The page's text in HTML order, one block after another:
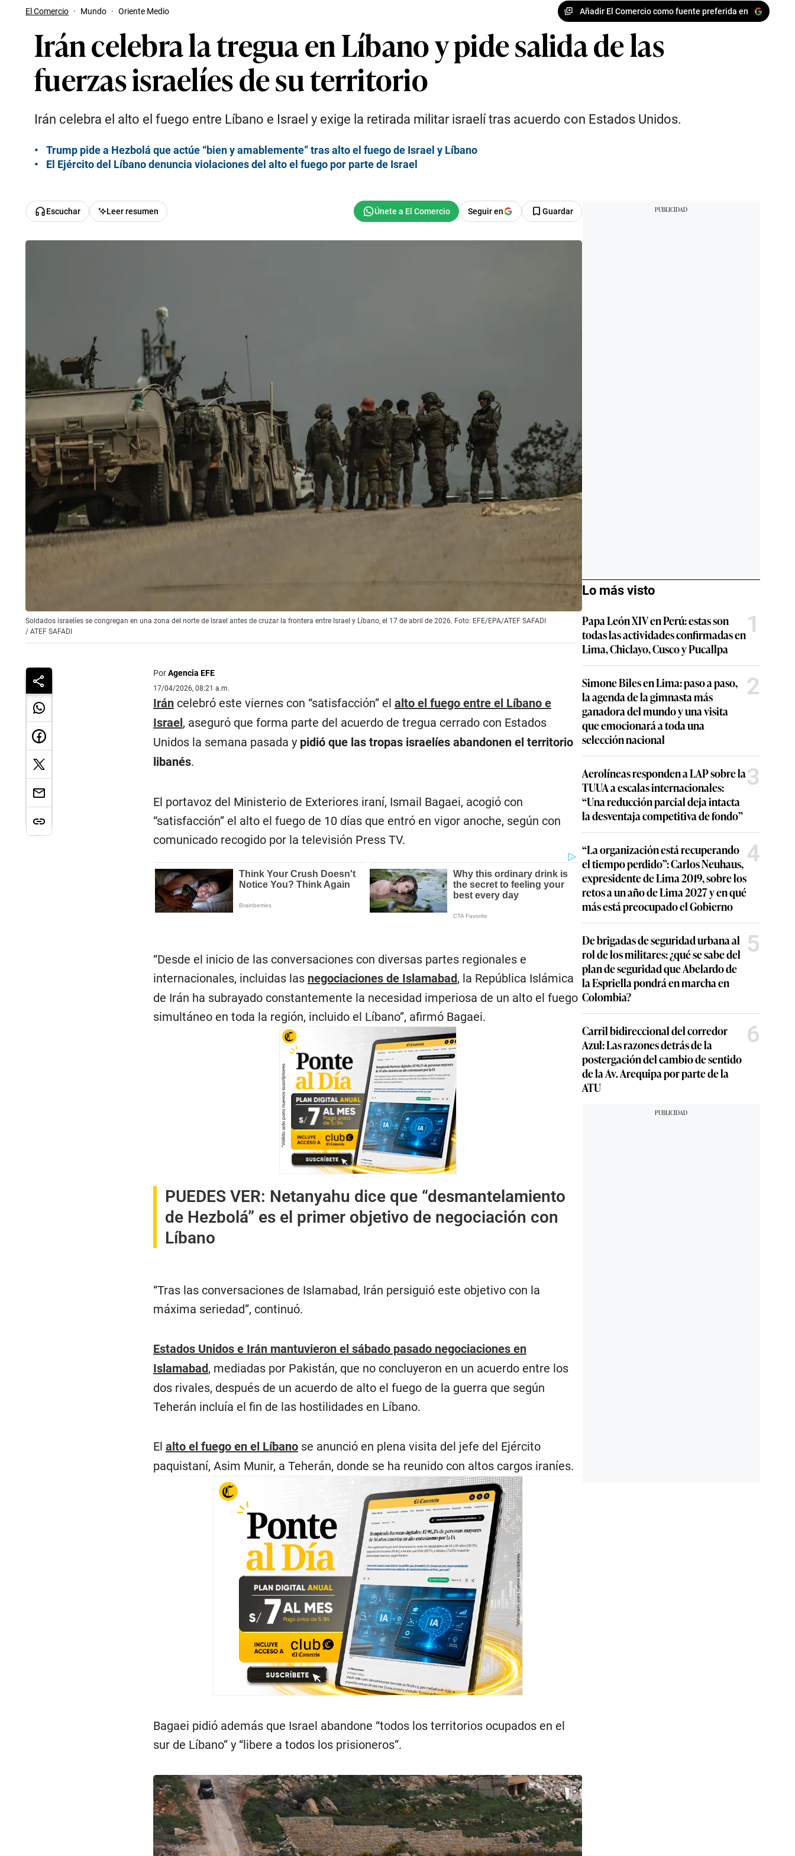
El Comercio · Mundo · Oriente Medio Añadir El Comercio como fuente preferida en
Irán celebra la tregua en Líbano y pide salida de las
fuerzas israelíes de su territorio
Irán celebra el alto el fuego entre Líbano e Israel y exige la retirada militar israelí tras acuerdo con Estados Unidos.
Trump pide a Hezbolá que actúe “bien y amablemente” tras alto el fuego de Israel y Líbano
El Ejército del Líbano denuncia violaciones del alto el fuego por parte de Israel
Escuchar Leer resumen Seguir en Guardar
Soldados israelíes se congregan en una zona del norte de Israel antes de cruzar la frontera entre Israel y Líbano, el 17 de abril de 2026. Foto: EFE/EPA/ATEF SAFADI
/ ATEF SAFADI
PorAgencia EFE
17/04/2026, 08:21 a.m.
Iráncelebró este viernes con “satisfacción” el alto el fuego entre el Líbano e
Israel, aseguró que forma parte del acuerdo de tregua cerrado con Estados
Unidos la semana pasada y pidió que las tropas israelíes abandonen el territorio
libanés.
El portavoz del Ministerio de Exteriores iraní, Ismail Bagaei, acogió con
“satisfacción” el alto el fuego de 10 días que entró en vigor anoche, según con
comunicado recogido por la televisión Press TV.
“Desde el inicio de las conversaciones con diversas partes regionales e
internacionales, incluidas las negociaciones de Islamabad, la República Islámica
de Irán ha subrayado constantemente la necesidad imperiosa de un alto el fuego
simultáneo en toda la región, incluido el Líbano”, afirmó Bagaei.
PUEDES VER: Netanyahu dice que “desmantelamiento
de Hezbolá” es el primer objetivo de negociación con
Líbano
“Tras las conversaciones de Islamabad, Irán persiguió este objetivo con la
máxima seriedad”, continuó.
Estados Unidos e Irán mantuvieron el sábado pasado negociaciones en
Islamabad, mediadas por Pakistán, que no concluyeron en un acuerdo entre los
dos rivales, después de un acuerdo de alto el fuego de la guerra que según
Teherán incluía el fin de las hostilidades en Líbano.
El alto el fuego en el Líbanose anunció en plena visita del jefe del Ejército
paquistaní, Asim Munir, a Teherán, donde se ha reunido con altos cargos iraníes.
Bagaei pidió además que Israel abandone “todos los territorios ocupados en el
sur de Líbano” y “libere a todos los prisioneros”.
Lo más visto
Papa León XIV en Perú: estas son
todas las actividades confirmadas en
Lima, Chiclayo, Cusco y Pucallpa
1
Simone Biles en Lima: paso a paso,
la agenda de la gimnasta más
ganadora del mundo y una visita
que emocionará a toda una
selección nacional
2
Aerolíneas responden a LAP sobre la
TUUA a escalas internacionales:
“Una reducción parcial deja intacta
la desventaja competitiva de fondo”
3
“La organización está recuperando
el tiempo perdido”: Carlos Neuhaus,
expresidente de Lima 2019, sobre los
retos a un año de Lima 2027 y en qué
más está preocupado el Gobierno
4
De brigadas de seguridad urbana al
rol de los militares: ¿qué se sabe del
plan de seguridad que Abelardo de
la Espriella pondrá en marcha en
Colombia?
5
Carril bidireccional del corredor
Azul: Las razones detrás de la
postergación del cambio de sentido
de la Av. Arequipa por parte de la
ATU
6